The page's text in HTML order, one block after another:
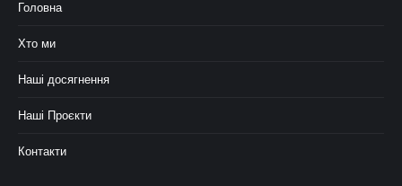
Головна
Хто ми
Наші досягнення
Наші Проєкти
Контакти